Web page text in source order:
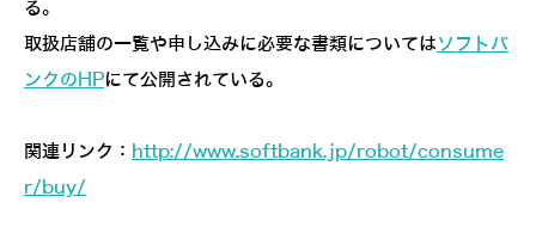
る。
取扱店舗の一覧や申し込みに必要な書類についてはソフトバ
ンクのHPにて公開されている。
関連リンク： http://www.softbank.jp/robot/consume
r/buy/